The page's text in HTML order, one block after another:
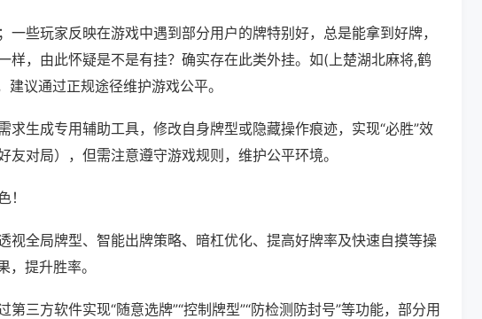
一些玩家反映在游戏中遇到部分用户的牌特别好，总是能拿到好牌，
样，由此怀疑是不是有挂？确实存在此类外挂。如(上楚湖北麻将,鹤
议通过正规途径维护游戏公平。
求生成专用辅助工具，修改自身牌型或隐藏操作痕迹，实现“必胜”效
友对局），但需注意遵守游戏规则，维护公平环境。
！
视全局牌型、智能出牌策略、暗杠优化、提高好牌率及快速自摸等操
提升胜率。
三方软件实现“随意选牌”“控制牌型”“防检测防封号”等功能，部分用